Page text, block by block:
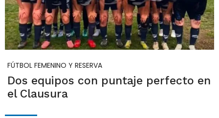
FÚTBOL FEMENINO Y RESERVA
Dos equipos con puntaje perfecto en
el Clausura